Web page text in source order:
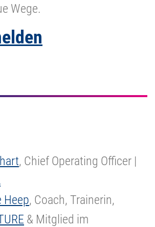
Wege.
, Chief Operating Officer |
Heep, Coach, Trainerin,
& Mitglied im